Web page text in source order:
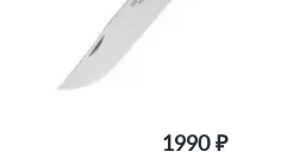
1990 ₽